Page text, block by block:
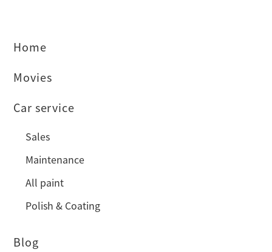
Home
Movies
Car service
Sales
Maintenance
All paint
Polish & Coating
Blog